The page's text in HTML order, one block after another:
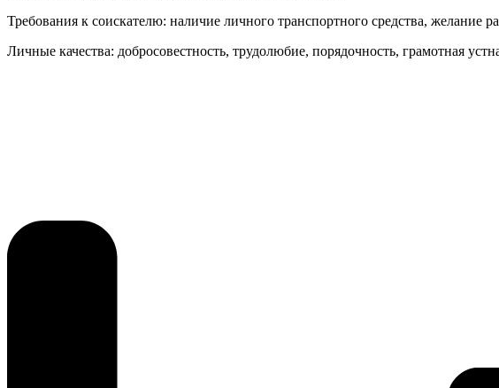
Требования к соискателю: наличие личного транспортного средства, желание
Личные качества: добросовестность, трудолюбие, порядочность, грамотная